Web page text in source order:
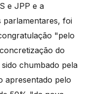
e JPP e a
parlamentares, foi
"pelo
do
chumbado pela
apresentado pelo